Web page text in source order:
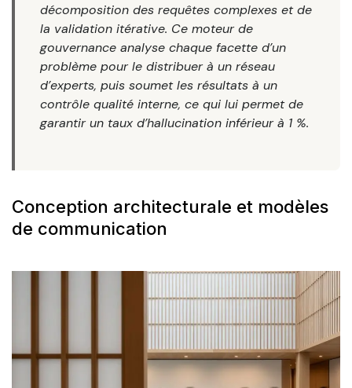
décomposition des requêtes complexes et de
la validation itérative. Ce moteur de
gouvernance analyse chaque facette d’un
problème pour le distribuer à un réseau
d’experts, puis soumet les résultats à un
contrôle qualité interne, ce qui lui permet de
garantir un taux d’hallucination inférieur à 1 %.
Conception architecturale et modèles
de communication